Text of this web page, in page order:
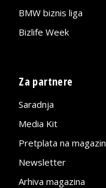
BMW biznis liga
Bizlife Week
Za partnere
Saradnja
Media Kit
Pretplata na magazin
Newsletter
Arhiva magazina